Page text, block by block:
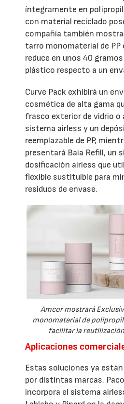
íntegramente en
con material reciclado
compañía también
tarro monomaterial de PP
reduce en unos 40
plástico respecto a un
Curve Pack exhibirá un
cosmética de alta gama
frasco exterior de vidrio o
sistema airless y un
reemplazable de PP,
presentará Baia Refill, un
dosificación airless que
flexible sustituible para
residuos de envase.
Amcor mostrará
monomaterial de
facilitar la
Aplicaciones
Estas soluciones ya
por distintas marcas.
incorpora el sistema